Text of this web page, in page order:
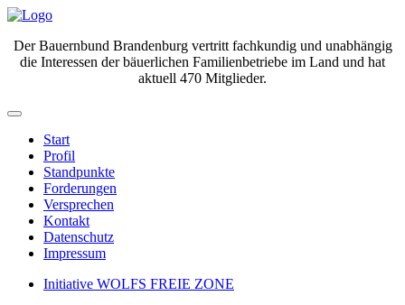
Der Bauernbund Brandenburg vertritt fachkundig und unabhängig
die Interessen der bäuerlichen Familienbetriebe im Land und hat
aktuell 470 Mitglieder.
Start
Profil
Standpunkte
Forderungen
Versprechen
Kontakt
Datenschutz
Impressum
Initiative WOLFS FREIE ZONE